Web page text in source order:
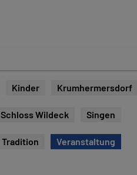
Kinder Krumhermersdorf
Schloss Wildeck Singen
Tradition Veranstaltung